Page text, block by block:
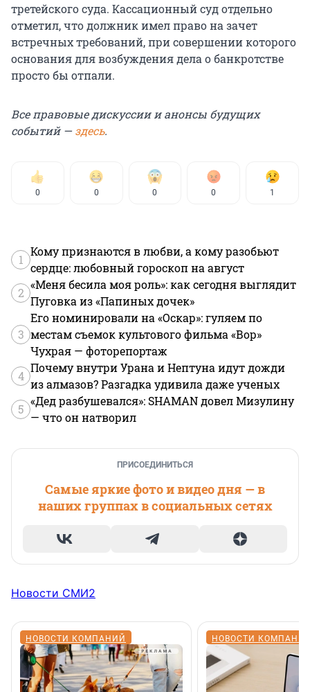
третейского суда. Кассационный суд отдельно
отметил, что должник имел право на зачет
встречных требований, при совершении которого
основания для возбуждения дела о банкротстве
просто бы отпали.
Все правовые дискуссии и анонсы будущих
событий — здесь.
0 0 0 0 1
1
Кому признаются в любви, а кому разобьют
сердце: любовный гороскоп на август
2
«Меня бесила моя роль»: как сегодня выглядит
Пуговка из «Папиных дочек»
3
Его номинировали на «Оскар»: гуляем по
местам съемок культового фильма «Вор»
Чухрая — фоторепортаж
4
Почему внутри Урана и Нептуна идут дожди
из алмазов? Разгадка удивила даже ученых
5
«Дед разбушевался»: SHAMAN довел Мизулину
— что он натворил
ПРИСОЕДИНИТЬСЯ
Самые яркие фото и видео дня — в
наших группах в социальных сетях
Новости СМИ2
НОВОСТИ КОМПАНИЙ НОВОСТИ